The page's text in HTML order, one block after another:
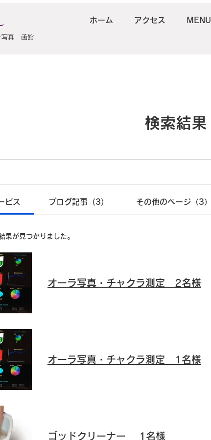
写真 函館
ホーム アクセス MENU
検索結果
ビス ブログ記事（3） その他のページ（3）
果が見つかりました。
オーラ写真・チャクラ測定 2名様
オーラ写真・チャクラ測定 1名様
ゴッドクリーナー 1名様